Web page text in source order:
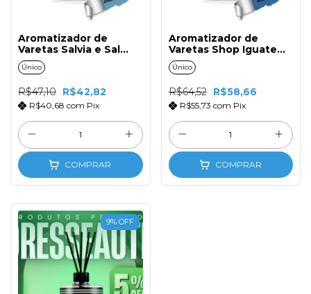
Aromatizador de
Varetas Salvia e Sal
Marinho 500ml com
Tampa e Varetas de
Único
R$47,10 R$42,82
R$40,68 com Pix
COMPRAR
Aromatizador de
Varetas Shop Iguatemi
500ml com Tampa e
Varetas de Fibra
Único
R$64,52 R$58,66
R$55,73 com Pix
COMPRAR
9% OFF